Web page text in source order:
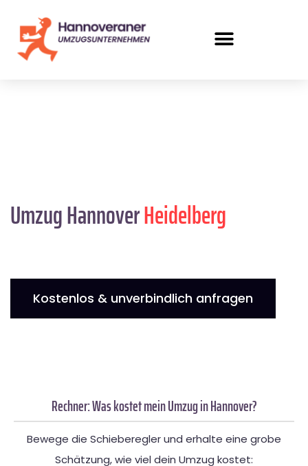
Umzug HannoverHeidelberg
Kostenlos & unverbindlich anfragen
Rechner: Was kostet mein Umzug in Hannover?
Bewege die Schieberegler und erhalte eine grobe
Schätzung, wie viel dein Umzug kostet: